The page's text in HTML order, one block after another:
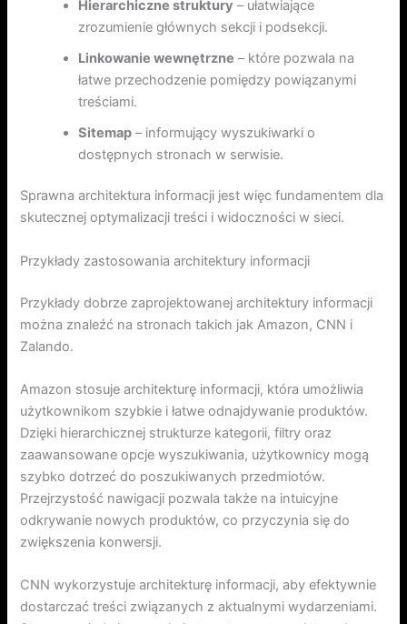
Hierarchiczne struktury – ułatwiające
zrozumienie głównych sekcji i podsekcji.
Linkowanie wewnętrzne – które pozwala na
łatwe przechodzenie pomiędzy powiązanymi
treściami.
Sitemap – informujący wyszukiwarki o
dostępnych stronach w serwisie.
Sprawna architektura informacji jest więc fundamentem dla
skutecznej optymalizacji treści i widoczności w sieci.
Przykłady zastosowania architektury informacji
Przykłady dobrze zaprojektowanej architektury informacji
można znaleźć na stronach takich jak Amazon, CNN i
Zalando.
Amazon stosuje architekturę informacji, która umożliwia
użytkownikom szybkie i łatwe odnajdywanie produktów.
Dzięki hierarchicznej strukturze kategorii, filtry oraz
zaawansowane opcje wyszukiwania, użytkownicy mogą
szybko dotrzeć do poszukiwanych przedmiotów.
Przejrzystość nawigacji pozwala także na intuicyjne
odkrywanie nowych produktów, co przyczynia się do
zwiększenia konwersji.
CNN wykorzystuje architekturę informacji, aby efektywnie
dostarczać treści związanych z aktualnymi wydarzeniami.